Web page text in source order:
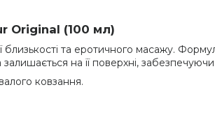
Original (100 мл)
та еротичного масажу.
на її поверхні,
ковзання.